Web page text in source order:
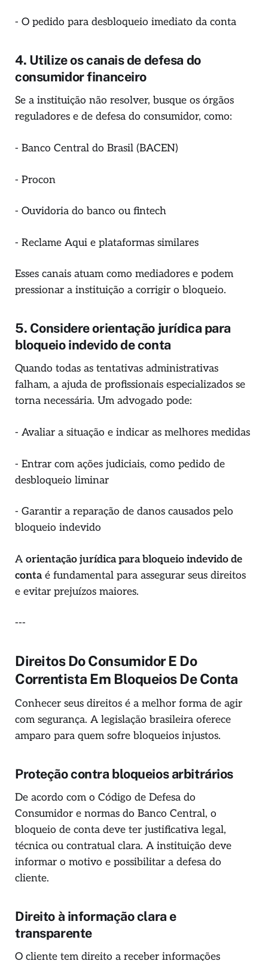
- O pedido para desbloqueio imediato da conta
4. Utilize os canais de defesa do
consumidor financeiro
Se a instituição não resolver, busque os órgãos
reguladores e de defesa do consumidor, como:
- Banco Central do Brasil (BACEN)
- Procon
- Ouvidoria do banco ou fintech
- Reclame Aqui e plataformas similares
Esses canais atuam como mediadores e podem
pressionar a instituição a corrigir o bloqueio.
5. Considere orientação jurídica para
bloqueio indevido de conta
Quando todas as tentativas administrativas
falham, a ajuda de profissionais especializados se
torna necessária. Um advogado pode:
- Avaliar a situação e indicar as melhores medidas
- Entrar com ações judiciais, como pedido de
desbloqueio liminar
- Garantir a reparação de danos causados pelo
bloqueio indevido
A orientação jurídica para bloqueio indevido de
contaé fundamental para assegurar seus direitos
e evitar prejuízos maiores.
---
Direitos Do Consumidor E Do
Correntista Em Bloqueios De Conta
Conhecer seus direitos é a melhor forma de agir
com segurança. A legislação brasileira oferece
amparo para quem sofre bloqueios injustos.
Proteção contra bloqueios arbitrários
De acordo com o Código de Defesa do
Consumidor e normas do Banco Central, o
bloqueio de conta deve ter justificativa legal,
técnica ou contratual clara. A instituição deve
informar o motivo e possibilitar a defesa do
cliente.
Direito à informação clara e
transparente
O cliente tem direito a receber informações